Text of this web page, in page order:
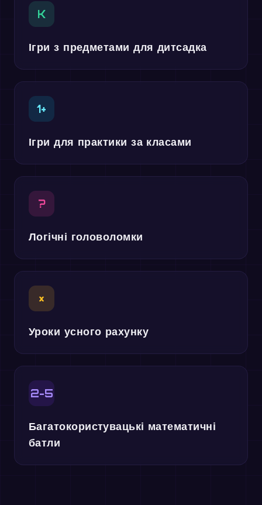
K
Ігри з предметами для дитсадка
1+
Ігри для практики за класами
?
Логічні головоломки
×
Уроки усного рахунку
2-5
Багатокористувацькі математичні
батли